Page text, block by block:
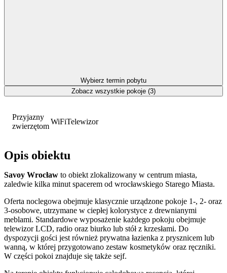
Przyjazny
zwierzętom
WiFiTelewizor
Opis obiektu
Savoy Wrocław to obiekt zlokalizowany w centrum miasta,
zaledwie kilka minut spacerem od wrocławskiego Starego Miasta.
Oferta noclegowa obejmuje klasycznie urządzone pokoje 1-, 2- oraz
3-osobowe, utrzymane w ciepłej kolorystyce z drewnianymi
meblami. Standardowe wyposażenie każdego pokoju obejmuje
telewizor LCD, radio oraz biurko lub stół z krzesłami. Do
dyspozycji gości jest również prywatna łazienka z prysznicem lub
wanną, w której przygotowano zestaw kosmetyków oraz ręczniki.
W części pokoi znajduje się także sejf.
Wybierz termin pobytu
Zobacz wszystkie pokoje (3)